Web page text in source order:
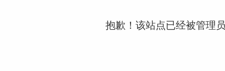
抱歉！该站点已经被管理